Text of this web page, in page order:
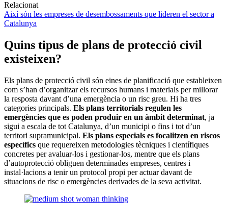
Relacionat
Així són les empreses de desembossaments que lideren el sector a
Catalunya
Quins tipus de plans de protecció civil
existeixen?
Els plans de protecció civil són eines de planificació que estableixen
com s’han d’organitzar els recursos humans i materials per millorar
la resposta davant d’una emergència o un risc greu. Hi ha tres
categories principals. Els plans territorials regulen les
emergències que es poden produir en un àmbit determinat, ja
sigui a escala de tot Catalunya, d’un municipi o fins i tot d’un
territori supramunicipal. Els plans especials es focalitzen en riscos
específics que requereixen metodologies tècniques i científiques
concretes per avaluar-los i gestionar-los, mentre que els plans
d’autoprotecció obliguen determinades empreses, centres i
instal·lacions a tenir un protocol propi per actuar davant de
situacions de risc o emergències derivades de la seva activitat.